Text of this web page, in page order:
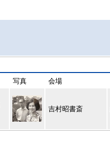
写真 会場
吉村昭書斎